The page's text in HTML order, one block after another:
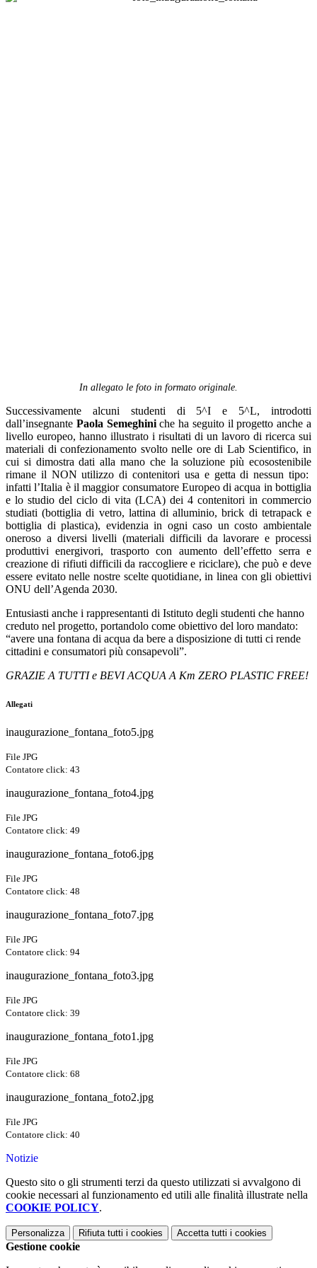
In allegato le foto in formato originale.
Successivamente alcuni studenti di 5^I e 5^L, introdotti
dall’insegnante Paola Semeghiniche ha seguito il progetto anche a
livello europeo, hanno illustrato i risultati di un lavoro di ricerca sui
materiali di confezionamento svolto nelle ore di Lab Scientifico, in
cui si dimostra dati alla mano che la soluzione più ecosostenibile
rimane il NON utilizzo di contenitori usa e getta di nessun tipo:
infatti l’Italia è il maggior consumatore Europeo di acqua in bottiglia
e lo studio del ciclo di vita (LCA) dei 4 contenitori in commercio
studiati (bottiglia di vetro, lattina di alluminio, brick di tetrapack e
bottiglia di plastica), evidenzia in ogni caso un costo ambientale
oneroso a diversi livelli (materiali difficili da lavorare e processi
produttivi energivori, trasporto con aumento dell’effetto serra e
creazione di rifiuti difficili da raccogliere e riciclare), che può e deve
essere evitato nelle nostre scelte quotidiane, in linea con gli obiettivi
ONU dell’Agenda 2030.
Entusiasti anche i rappresentanti di Istituto degli studenti che hanno
creduto nel progetto, portandolo come obiettivo del loro mandato:
“avere una fontana di acqua da bere a disposizione di tutti ci rende
cittadini e consumatori più consapevoli”.
GRAZIE A TUTTI e BEVI ACQUA A Km ZERO PLASTIC FREE!
Allegati
inaugurazione_fontana_foto5.jpg
File JPG
Contatore click: 43
inaugurazione_fontana_foto4.jpg
File JPG
Contatore click: 49
inaugurazione_fontana_foto6.jpg
File JPG
Contatore click: 48
inaugurazione_fontana_foto7.jpg
File JPG
Contatore click: 94
inaugurazione_fontana_foto3.jpg
File JPG
Contatore click: 39
inaugurazione_fontana_foto1.jpg
File JPG
Contatore click: 68
inaugurazione_fontana_foto2.jpg
File JPG
Contatore click: 40
Notizie
Questo sito o gli strumenti terzi da questo utilizzati si avvalgono di
cookie necessari al funzionamento ed utili alle finalità illustrate nella
COOKIE POLICY.
Personalizza Rifiuta tutti i cookies Accetta tutti i cookies
Gestione cookie